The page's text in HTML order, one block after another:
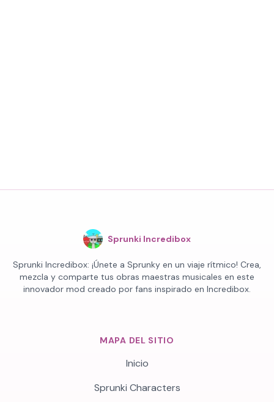
Sprunki Incredibox
Sprunki Incredibox: ¡Únete a Sprunky en un viaje rítmico! Crea,
mezcla y comparte tus obras maestras musicales en este
innovador mod creado por fans inspirado en Incredibox.
MAPA DEL SITIO
Inicio
Sprunki Characters